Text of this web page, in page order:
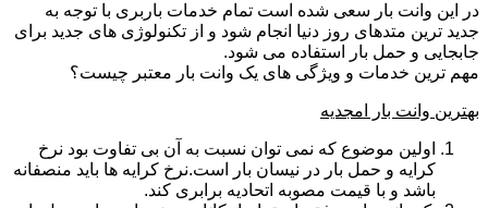
در این وانت بار سعی شده است تمام خدمات باربری با توجه به
جدید ترین متدهای روز دنیا انجام شود و از تکنولوژی های جدید برای
جابجایی و حمل بار استفاده می شود.
مهم ترین خدمات و ویژگی های یک وانت بار معتبر چیست؟
بهترین وانت بار امجدیه
اولین موضوع که نمی توان نسبت به آن بی تفاوت بود نرخ
کرایه و حمل بار در نیسان بار است.نرخ کرایه ها باید منصفانه
باشد و با قیمت مصوبه اتحادیه برابری کند.